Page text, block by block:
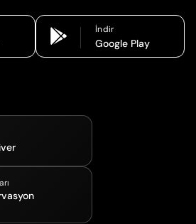
İndir
Google Play